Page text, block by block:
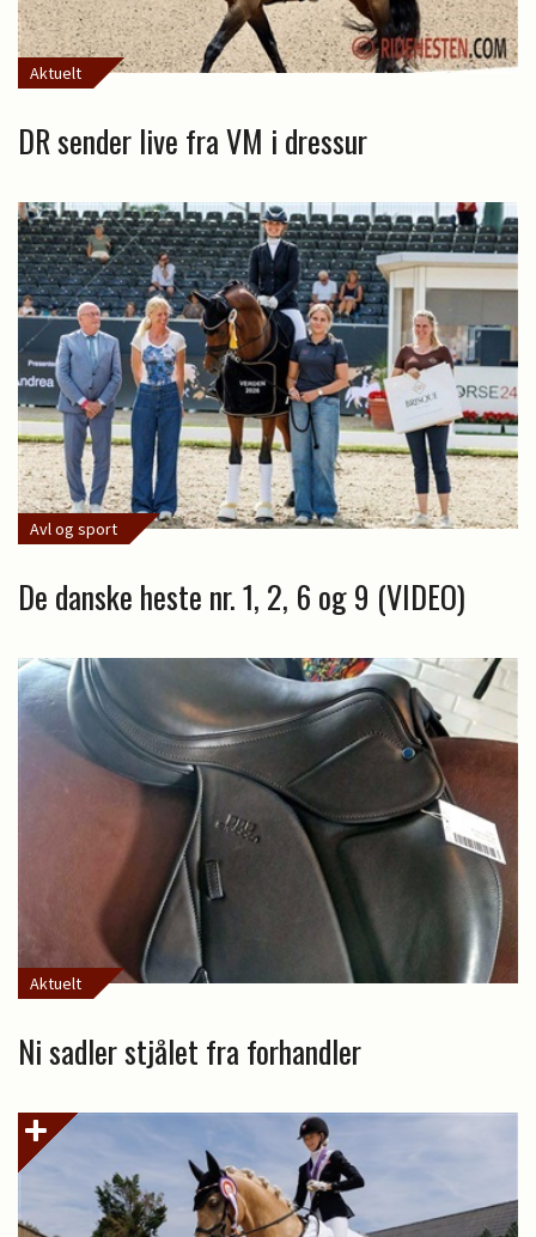
Aktuelt
DR sender live fra VM i dressur
Avl og sport
De danske heste nr. 1, 2, 6 og 9 (VIDEO)
Aktuelt
Ni sadler stjålet fra forhandler